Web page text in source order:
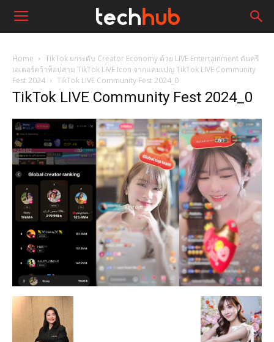
Home
TikTok ยกระดับ Creator Economy ด้วย LIVE Entertainment ดันครี
เอเตอร์คว้าท็อปสาม TikTok LIVE Icon จากแคมเปญ TikTok LIVE Community
Fest 2024
TikTok LIVE Community Fest 2024_0
TikTok LIVE Community Fest 2024_0